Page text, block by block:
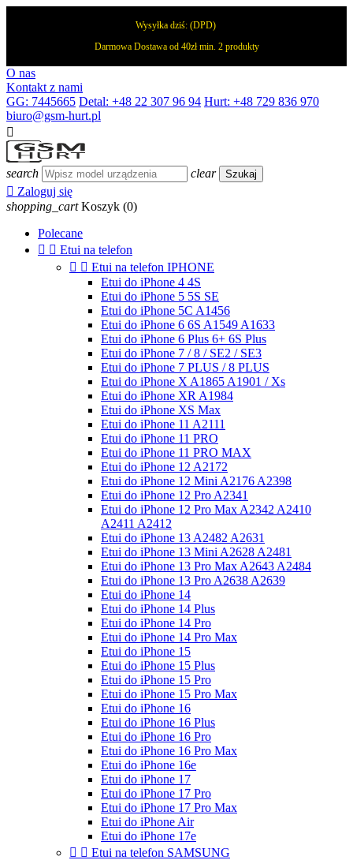
Wysyłka dziś: (DPD)
Darmowa Dostawa od 40zł min. 2 produkty
O nas
Kontakt z nami
GG: 7445665 Detal: +48 22 307 96 94 Hurt: +48 729 836 970
biuro@gsm-hurt.pl

search clear Szukaj
 Zaloguj się
shopping_cart Koszyk (0)
Polecane
  Etui na telefon
  Etui na telefon IPHONE
Etui do iPhone 4 4S
Etui do iPhone 5 5S SE
Etui do iPhone 5C A1456
Etui do iPhone 6 6S A1549 A1633
Etui do iPhone 6 Plus 6+ 6S Plus
Etui do iPhone 7 / 8 / SE2 / SE3
Etui do iPhone 7 PLUS / 8 PLUS
Etui do iPhone X A1865 A1901 / Xs
Etui do iPhone XR A1984
Etui do iPhone XS Max
Etui do iPhone 11 A2111
Etui do iPhone 11 PRO
Etui do iPhone 11 PRO MAX
Etui do iPhone 12 A2172
Etui do iPhone 12 Mini A2176 A2398
Etui do iPhone 12 Pro A2341
Etui do iPhone 12 Pro Max A2342 A2410
A2411 A2412
Etui do iPhone 13 A2482 A2631
Etui do iPhone 13 Mini A2628 A2481
Etui do iPhone 13 Pro Max A2643 A2484
Etui do iPhone 13 Pro A2638 A2639
Etui do iPhone 14
Etui do iPhone 14 Plus
Etui do iPhone 14 Pro
Etui do iPhone 14 Pro Max
Etui do iPhone 15
Etui do iPhone 15 Plus
Etui do iPhone 15 Pro
Etui do iPhone 15 Pro Max
Etui do iPhone 16
Etui do iPhone 16 Plus
Etui do iPhone 16 Pro
Etui do iPhone 16 Pro Max
Etui do iPhone 16e
Etui do iPhone 17
Etui do iPhone 17 Pro
Etui do iPhone 17 Pro Max
Etui do iPhone Air
Etui do iPhone 17e
  Etui na telefon SAMSUNG